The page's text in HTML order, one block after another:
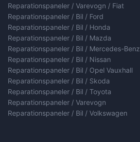
Reparationspaneler / Varevogn / Fiat
Reparationspaneler / Bil / Ford
Reparationspaneler / Bil / Honda
Reparationspaneler / Bil / Mazda
Reparationspaneler / Bil / Mercedes-Benz
Reparationspaneler / Bil / Nissan
Reparationspaneler / Bil / Opel Vauxhall
Reparationspaneler / Bil / Skoda
Reparationspaneler / Bil / Toyota
Reparationspaneler / Varevogn
Reparationspaneler / Bil / Volkswagen